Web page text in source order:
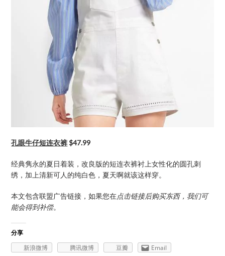
孔眼牛仔短连衣裤$47.99
经典隽永的夏日着装，改良版的短连衣裤衬上女性化的圆孔刺
绣，加上清新可人的纯白色，夏天啊就该这样穿。
本文包含联盟广告链接，如果您在点击链接后购买东西，我们可
能会得到补偿。
分享
新浪微博 腾讯微博 豆瓣 Email